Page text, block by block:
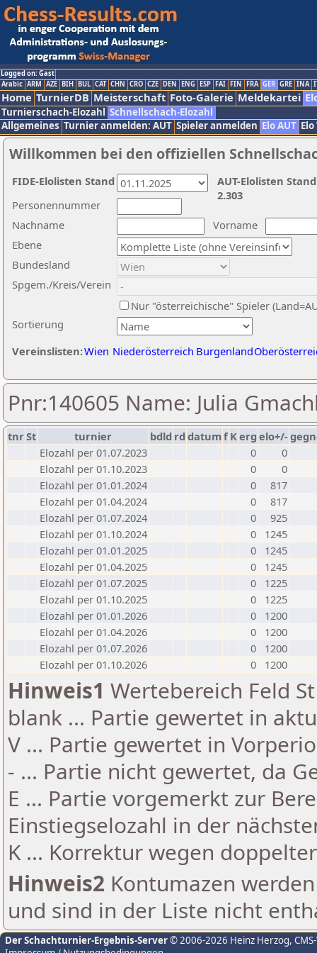
Logged on: Gast
Arabic ARM AZE BIH BUL CAT CHN CRO CZE DEN ENG ESP FAI FIN FRA GER GRE INA
Home TurnierDB Meisterschaft Foto-Galerie Meldekartei
Turnierschach-Elozahl Schnellschach-Elozahl
Allgemeines Turnier anmelden: AUT Spieler anmelden Elo AUT
Willkommen bei den offiziellen
Nachname
Vorname
Ebene
Sortierung
Personennummer
Bundesland
Spgem./Kreis/Verein
Nur "österreichische" Spieler
Vereinslisten:Wien Niederösterreich Burgenland
AUT-Elolisten
2.303
FIDE-Elolisten Stand
Pnr:140605 Name: Julia
tnrSt turnier bdld rd datumf Kerg elo+/-
Elozahl per 01.07.2023
0
0
Elozahl per 01.10.2023
0
0
Elozahl per 01.01.2024
0
817
Elozahl per 01.04.2024
0
817
Elozahl per 01.07.2024
0
925
Elozahl per 01.10.2024
0
1245
Elozahl per 01.01.2025
0
1245
Elozahl per 01.04.2025
0
1245
Elozahl per 01.07.2025
0
1225
Elozahl per 01.10.2025
0
1225
Elozahl per 01.01.2026
0
1200
Elozahl per 01.04.2026
0
1200
Elozahl per 01.07.2026
0
1200
Elozahl per 01.10.2026
0 1200
Hinweis1 Wertebereich Feld
blank ... Partie gewertet in
V ... Partie gewertet in
- ... Partie nicht gewertet, da
E ... Partie vorgemerkt zur
Einstiegselozahl in der
K ... Korrektur wegen
Hinweis2 Kontumazen
und sind in der Liste nicht
Der Schachturnier-Ergebnis-Server© 2006-2026 Heinz Herzog,